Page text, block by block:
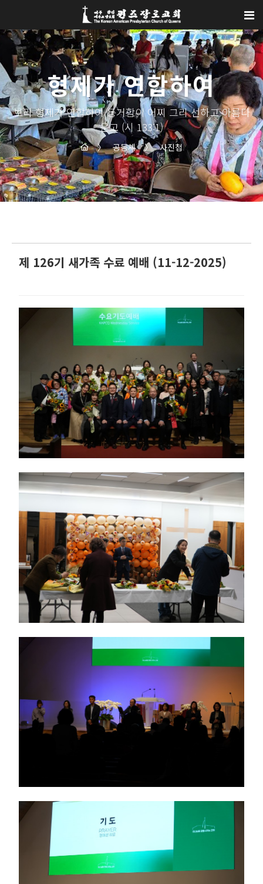
형제가 연합하여
보라 형제가 연합하여 동거함이 어찌 그리 선하고 아름다
운고 (시 133:1)
〉 공동체 〉 사진첩
제 126기 새가족 수료 예배 (11-12-2025)